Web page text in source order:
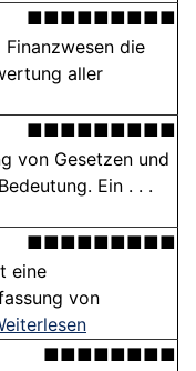
■■■■■■■■■
die
aller
■■■■■■■■■
von Gesetzen und
Ein . . .
■■■■■■■■■
eine
von
■■■■■■■■